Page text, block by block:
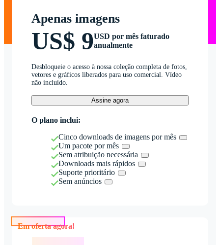
Apenas imagens
US$ 9USD por mês faturado
anualmente
Desbloqueie o acesso à nossa coleção completa de fotos,
vetores e gráficos liberados para uso comercial. Vídeo
não incluído.
Assine agora
O plano inclui:
Cinco downloads de imagens por mês
Um pacote por mês
Sem atribuição necessária
Downloads mais rápidos
Suporte prioritário
Sem anúncios